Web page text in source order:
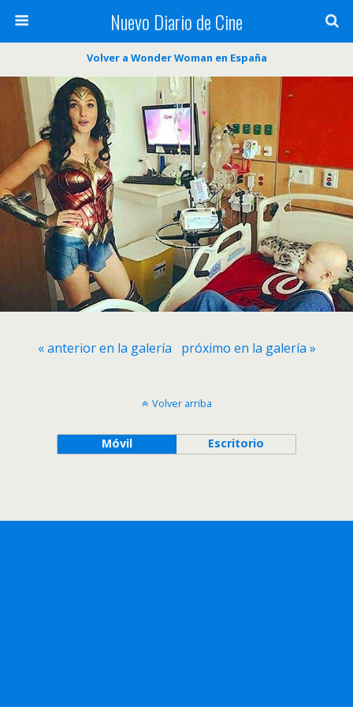
Nuevo Diario de Cine
Volver a Wonder Woman en España
« anterior en la galería próximo en la galería »
Volver arriba
Móvil Escritorio